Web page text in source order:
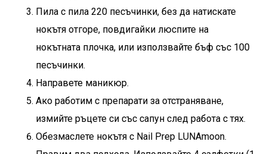
Пила с пила 220 песъчинки, без да натискате
нокътя отгоре, повдигайки люспите на
нокътната плочка, или използвайте бъф със 100
песъчинки.
Направете маникюр.
Ако работим с препарати за отстраняване,
измийте ръцете си със сапун след работа с тях.
Обезмаслете нокътя с Nail Prep LUNAmoon.